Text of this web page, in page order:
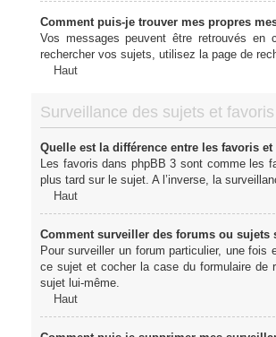
Comment puis-je trouver mes propres
Vos messages peuvent être retrouvés en
rechercher vos sujets, utilisez la page de
Haut
Surveillance des sujets et favoris
Quelle est la différence entre les favoris
Les favoris dans phpBB 3 sont comme les
plus tard sur le sujet. A l’inverse, la
Haut
Comment surveiller des forums ou sujets
Pour surveiller un forum particulier, une
ce sujet et cocher la case du formulaire de
sujet lui-même.
Haut